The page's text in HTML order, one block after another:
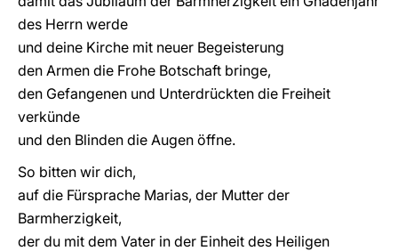
des Herrn werde
und deine Kirche mit neuer Begeisterung
den Armen die Frohe Botschaft bringe,
den Gefangenen und Unterdrückten die Freiheit
verkünde
und den Blinden die Augen öffne.
So bitten wir dich,
auf die Fürsprache Marias, der Mutter der
Barmherzigkeit,
der du mit dem Vater in der Einheit des Heiligen